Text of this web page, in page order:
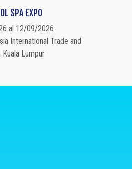
SPA EXPO
al 12/09/2026
International Trade and
Kuala Lumpur